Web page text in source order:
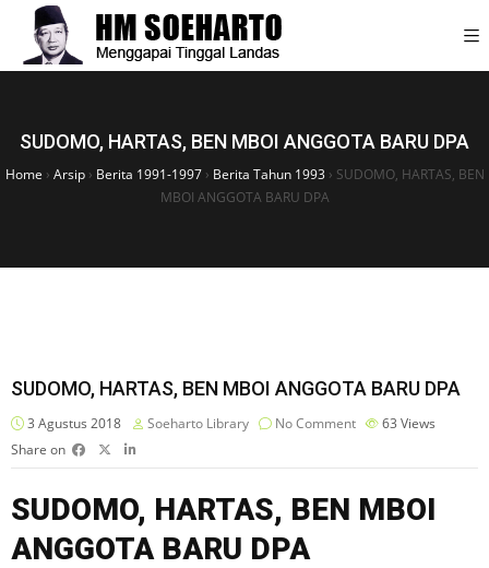
SUDOMO, HARTAS, BEN MBOI ANGGOTA BARU DPA
Home › Arsip› Berita 1991-1997› Berita Tahun 1993› SUDOMO, HARTAS, BEN
MBOI ANGGOTA BARU DPA
SUDOMO, HARTAS, BEN MBOI ANGGOTA BARU DPA
3 Agustus 2018 Soeharto Library No Comment 63 Views
Share on
SUDOMO, HARTAS, BEN MBOI
ANGGOTA BARU DPA